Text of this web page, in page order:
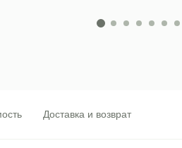
Доставка и возврат